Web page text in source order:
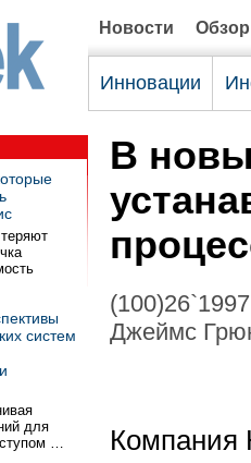
Новости
Инновации
систем
для
…
В
(100)26`1997
Джеймс
Компания